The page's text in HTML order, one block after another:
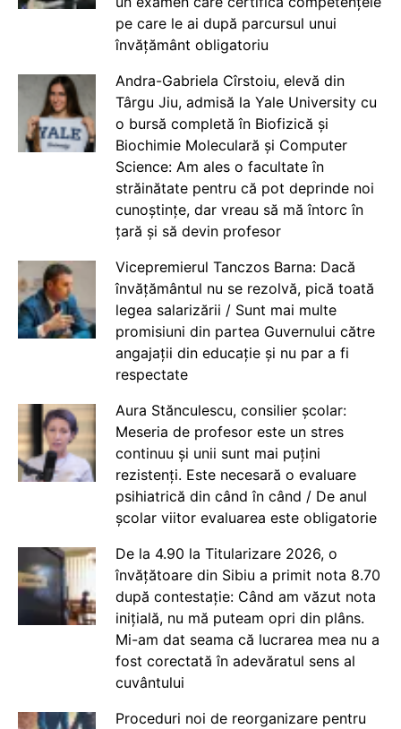
pe care le ai după parcursul unui
învățământ obligatoriu
Andra-Gabriela Cîrstoiu, elevă din
Târgu Jiu, admisă la Yale University cu
o bursă completă în Biofizică și
Biochimie Moleculară și Computer
Science: Am ales o facultate în
străinătate pentru că pot deprinde noi
cunoștințe, dar vreau să mă întorc în
țară și să devin profesor
Vicepremierul Tanczos Barna: Dacă
învățământul nu se rezolvă, pică toată
legea salarizării / Sunt mai multe
promisiuni din partea Guvernului către
angajații din educație și nu par a fi
respectate
Aura Stănculescu, consilier școlar:
Meseria de profesor este un stres
continuu și unii sunt mai puțini
rezistenți. Este necesară o evaluare
psihiatrică din când în când / De anul
școlar viitor evaluarea este obligatorie
De la 4.90 la Titularizare 2026, o
învățătoare din Sibiu a primit nota 8.70
după contestație: Când am văzut nota
inițială, nu mă puteam opri din plâns.
Mi-am dat seama că lucrarea mea nu a
fost corectată în adevăratul sens al
cuvântului
Proceduri noi de reorganizare pentru